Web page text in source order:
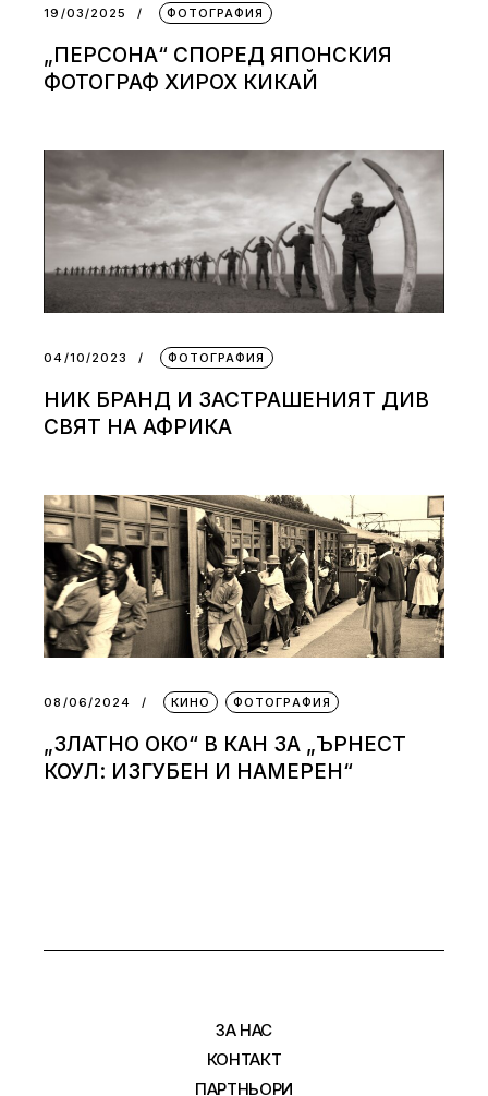
19/03/2025 ФОТОГРАФИЯ
„ПЕРСОНА“ СПОРЕД ЯПОНСКИЯ
ФОТОГРАФ ХИРОХ КИКАЙ
04/10/2023 ФОТОГРАФИЯ
НИК БРАНД И ЗАСТРАШЕНИЯТ ДИВ
СВЯТ НА АФРИКА
08/06/2024 КИНО ФОТОГРАФИЯ
„ЗЛАТНО ОКО“ В КАН ЗА „ЪРНЕСТ
КОУЛ: ИЗГУБЕН И НАМЕРЕН“
ЗА НАС
КОНТАКТ
ПАРТНЬОРИ